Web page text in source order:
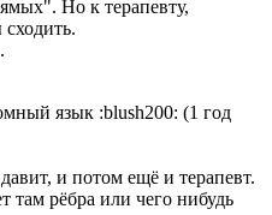
Но к терапевту,
язык :blush200: (1 год
и потом ещё и терапевт.
там рёбра или чего нибудь